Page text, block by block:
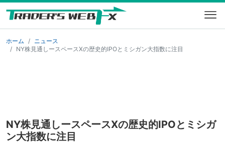
ホーム
ニュース
NY株見通しースペースXの歴史的IPOとミシガン大指数に注目
NY株見通しースペースXの歴史的IPOとミシガ
ン大指数に注目